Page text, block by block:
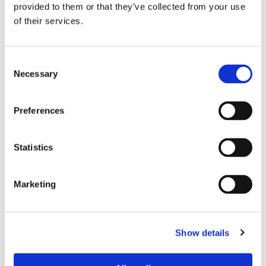
provided to them or that they’ve collected from your use
of their services.
Selection
Necessary
Preferences
Statistics
Marketing
Show details
Eckerö tyngs av höga
bränslekostnader men